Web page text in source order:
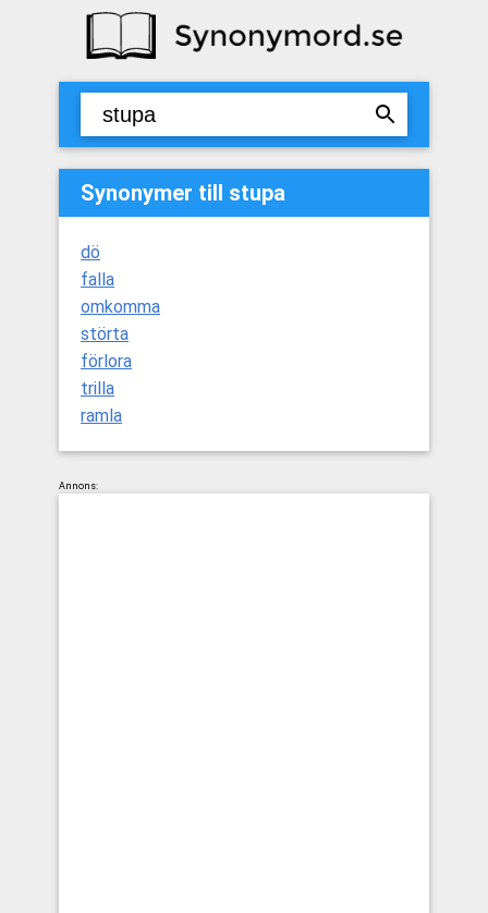
Synonymer till stupa
dö
falla
omkomma
störta
förlora
trilla
ramla
Annons: